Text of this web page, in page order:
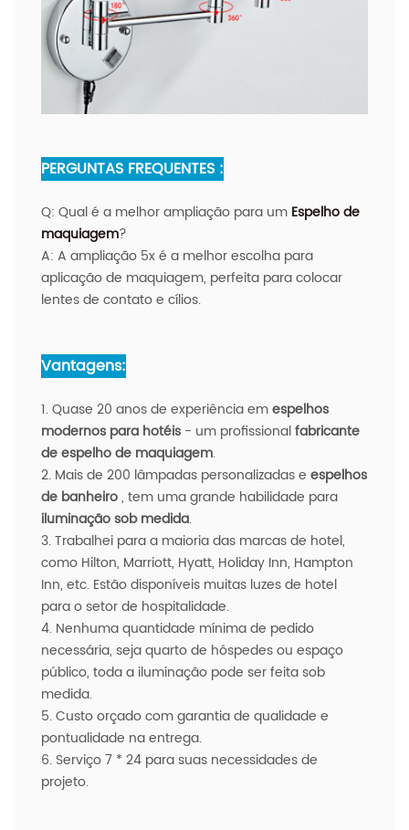
PERGUNTAS FREQUENTES :
Q: Qual é a melhor ampliação para um Espelho de
maquiagem?
A: A ampliação 5x é a melhor escolha para
aplicação de maquiagem, perfeita para colocar
lentes de contato e cílios.
Vantagens:
1. Quase 20 anos de experiência emespelhos
modernos para hotéis - um profissionalfabricante
de espelho de maquiagem.
2. Mais de 200 lâmpadas personalizadas e espelhos
de banheiro, tem uma grande habilidade para
iluminação sob medida.
3. Trabalhei para a maioria das marcas de hotel,
como Hilton, Marriott, Hyatt, Holiday Inn, Hampton
Inn, etc. Estão disponíveis muitas luzes de hotel
para o setor de hospitalidade.
4. Nenhuma quantidade mínima de pedido
necessária, seja quarto de hóspedes ou espaço
público, toda a iluminação pode ser feita sob
medida.
5. Custo orçado com garantia de qualidade e
pontualidade na entrega.
6. Serviço 7 * 24 para suas necessidades de
projeto.